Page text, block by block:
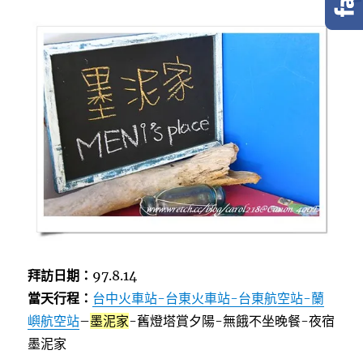
o
o
k
e
r
拜訪日期： 97.8.14
當天行程： 台中火車站-台東火車站-台東航空站-蘭
嶼航空站–墨泥家-舊燈塔賞夕陽-無餓不坐晚餐-夜宿
墨泥家